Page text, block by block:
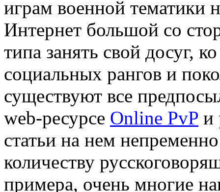
играм военной тематики
Интернет большой со
типа занять свой досуг,
социальных рангов и
существуют все
web-ресурсе Online PvP и
статьи на нем
количеству
примера, очень многие